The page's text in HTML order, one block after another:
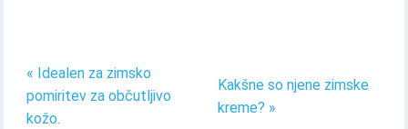
« Idealen za zimsko
pomiritev za občutljivo
kožo.
Kakšne so njene zimske
kreme? »